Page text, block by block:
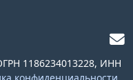
1186234013228, ИНН